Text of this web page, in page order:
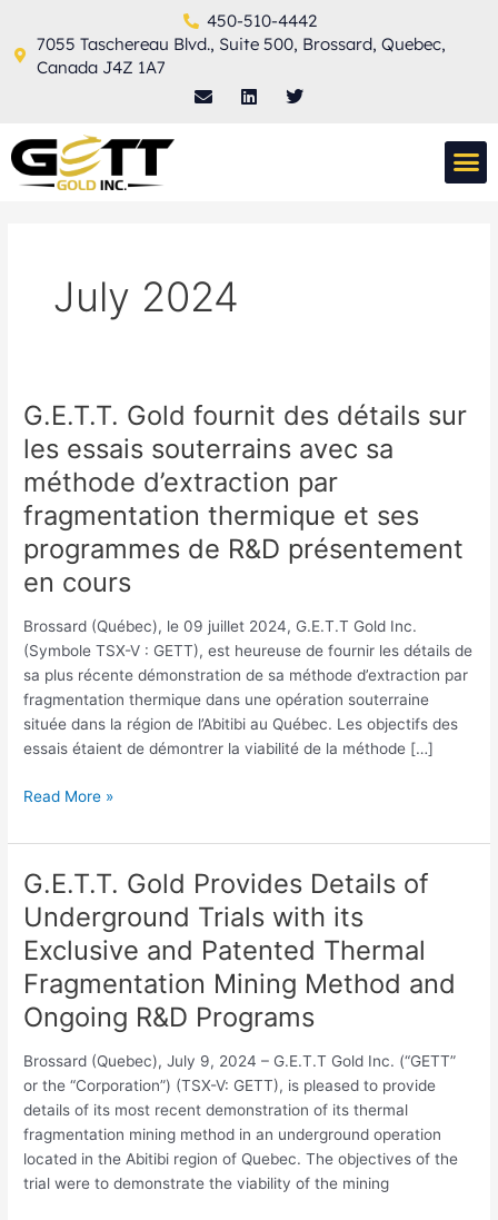
content
450-510-4442
7055 Taschereau Blvd., Suite 500, Brossard, Quebec,
Canada J4Z 1A7
E
n
L
i
T
w
July 2024
G.E.T.T. Gold fournit des détails sur
les essais souterrains avec sa
méthode d’extraction par
fragmentation thermique et ses
programmes de R&D présentement
en cours
Brossard (Québec), le 09 juillet 2024, G.E.T.T Gold Inc.
(Symbole TSX-V : GETT), est heureuse de fournir les détails de
sa plus récente démonstration de sa méthode d’extraction par
fragmentation thermique dans une opération souterraine
située dans la région de l’Abitibi au Québec. Les objectifs des
essais étaient de démontrer la viabilité de la méthode […]
G.E.T.T.
Gold
fournit
des
détails
les
essais
avec
sa
méthode
d’extraction
par
fragmentation
et
programmes
de
R&D
présentement
en
cours
Read More »
G.E.T.T. Gold Provides Details of
Underground Trials with its
Exclusive and Patented Thermal
Fragmentation Mining Method and
Ongoing R&D Programs
Brossard (Quebec), July 9, 2024 – G.E.T.T Gold Inc. (“GETT”
or the “Corporation”) (TSX-V: GETT), is pleased to provide
details of its most recent demonstration of its thermal
fragmentation mining method in an underground operation
located in the Abitibi region of Quebec. The objectives of the
trial were to demonstrate the viability of the mining
G.E.T.T.
Gold
Provides
Details
of
Underground
Trials
Patented